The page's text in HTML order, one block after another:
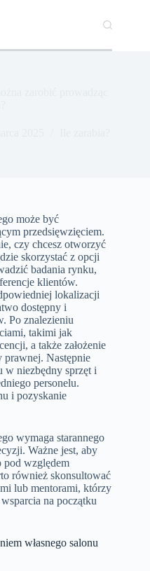
może być
przedsięwzięciem.
czy chcesz otworzyć
skorzystać z opcji
badania rynku,
klientów.
lokalizacji
dostępny i
Po znalezieniu
takimi jak
a także założenie
Następnie
w niezbędny sprzęt i
personelu.
i pozyskanie
wymaga starannego
Ważne jest, aby
pod względem
również skonsultować
lub mentorami, którzy
na początku
własnego salonu